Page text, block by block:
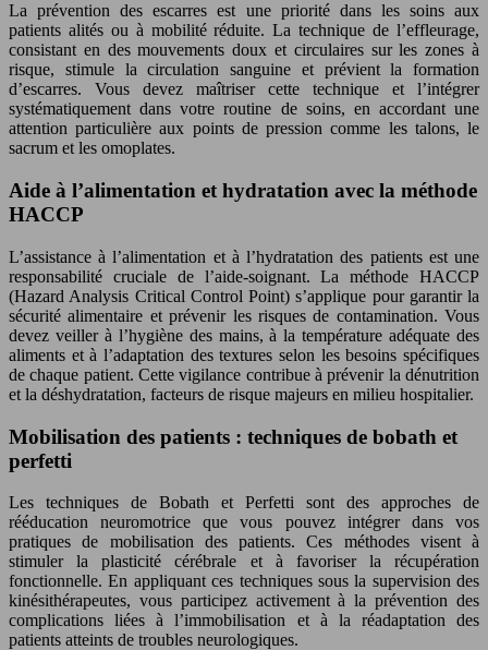
La prévention des escarres est une priorité dans les soins aux
patients alités ou à mobilité réduite. La technique de l’effleurage,
consistant en des mouvements doux et circulaires sur les zones à
risque, stimule la circulation sanguine et prévient la formation
d’escarres. Vous devez maîtriser cette technique et l’intégrer
systématiquement dans votre routine de soins, en accordant une
attention particulière aux points de pression comme les talons, le
sacrum et les omoplates.
Aide à l’alimentation et hydratation avec la méthode
HACCP
L’assistance à l’alimentation et à l’hydratation des patients est une
responsabilité cruciale de l’aide-soignant. La méthode HACCP
(Hazard Analysis Critical Control Point) s’applique pour garantir la
sécurité alimentaire et prévenir les risques de contamination. Vous
devez veiller à l’hygiène des mains, à la température adéquate des
aliments et à l’adaptation des textures selon les besoins spécifiques
de chaque patient. Cette vigilance contribue à prévenir la dénutrition
et la déshydratation, facteurs de risque majeurs en milieu hospitalier.
Mobilisation des patients : techniques de bobath et
perfetti
Les techniques de Bobath et Perfetti sont des approches de
rééducation neuromotrice que vous pouvez intégrer dans vos
pratiques de mobilisation des patients. Ces méthodes visent à
stimuler la plasticité cérébrale et à favoriser la récupération
fonctionnelle. En appliquant ces techniques sous la supervision des
kinésithérapeutes, vous participez activement à la prévention des
complications liées à l’immobilisation et à la réadaptation des
patients atteints de troubles neurologiques.